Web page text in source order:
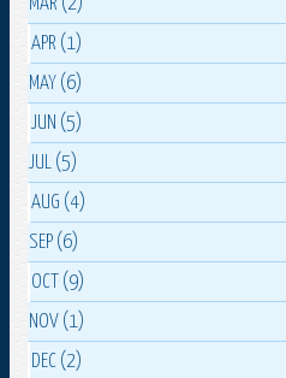
APR (1)
MAY (6)
JUN (5)
JUL (5)
AUG (4)
SEP (6)
OCT (9)
NOV (1)
DEC (2)